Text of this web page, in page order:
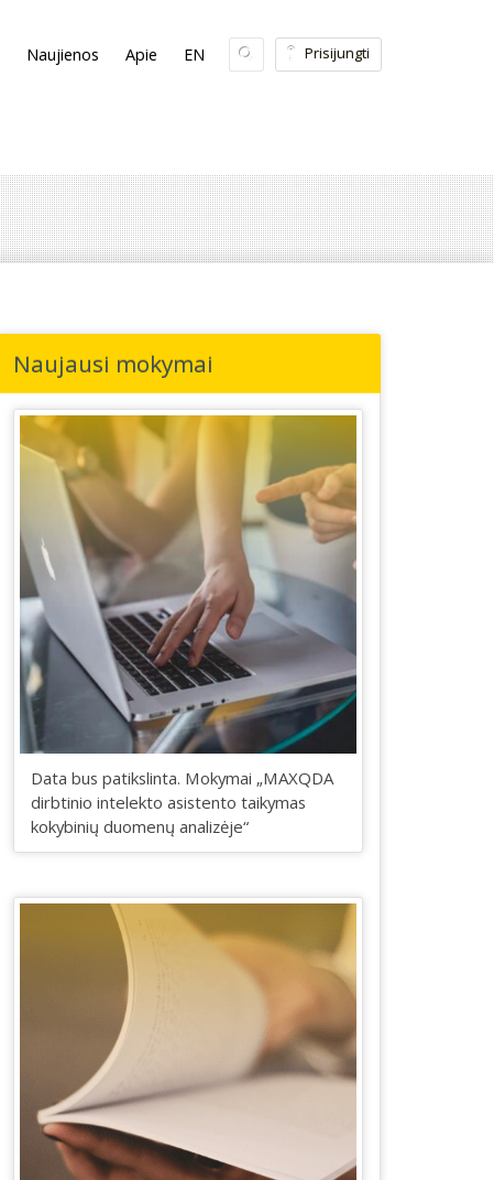
Prisijungti
Naujienos Apie EN
Naujausi mokymai
Data bus patikslinta. Mokymai „MAXQDA
dirbtinio intelekto asistento taikymas
kokybinių duomenų analizėje“